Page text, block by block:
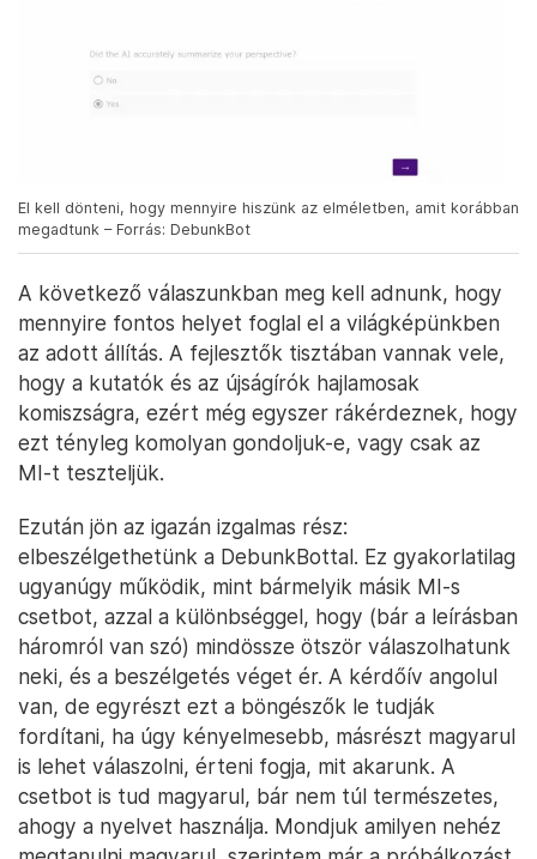
El kell dönteni, hogy mennyire hiszünk az elméletben, amit korábban
megadtunk – Forrás: DebunkBot
A következő válaszunkban meg kell adnunk, hogy
mennyire fontos helyet foglal el a világképünkben
az adott állítás. A fejlesztők tisztában vannak vele,
hogy a kutatók és az újságírók hajlamosak
komiszságra, ezért még egyszer rákérdeznek, hogy
ezt tényleg komolyan gondoljuk-e, vagy csak az
MI-t teszteljük.
Ezután jön az igazán izgalmas rész:
elbeszélgethetünk a DebunkBottal. Ez gyakorlatilag
ugyanúgy működik, mint bármelyik másik MI-s
csetbot, azzal a különbséggel, hogy (bár a leírásban
háromról van szó) mindössze ötször válaszolhatunk
neki, és a beszélgetés véget ér. A kérdőív angolul
van, de egyrészt ezt a böngészők le tudják
fordítani, ha úgy kényelmesebb, másrészt magyarul
is lehet válaszolni, érteni fogja, mit akarunk. A
csetbot is tud magyarul, bár nem túl természetes,
ahogy a nyelvet használja. Mondjuk amilyen nehéz